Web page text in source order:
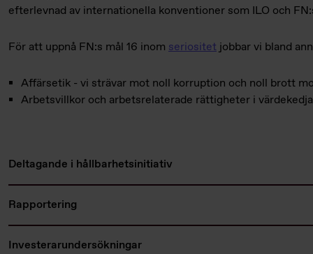
efterlevnad av internationella konventioner som ILO och
För att uppnå FN:s mål 16 inom seriositet jobbar vi bland
Affärsetik - vi strävar mot noll korruption och noll brott
Arbetsvillkor och arbetsrelaterade rättigheter i
Deltagande i hållbarhetsinitiativ
Rapportering
Investerarundersökningar